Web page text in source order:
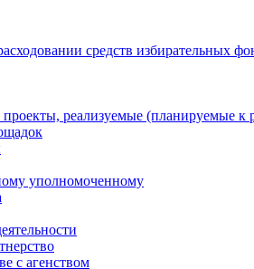
средств избирательных
реализуемые (планируемые к
уполномоченному
с агенством